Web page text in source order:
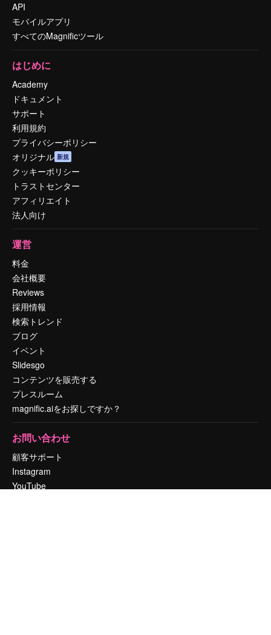
API
モバイルアプリ
すべてのMagnificツール
はじめに
Academy
ドキュメント
サポート
利用規約
プライバシーポリシー
オリジナル 新規
クッキーポリシー
トラストセンター
アフィリエイト
法人向け
運営
料金
会社概要
Reviews
採用情報
検索トレンド
ブログ
イベント
Slidesgo
コンテンツを販売する
プレスルーム
magnific.aiをお探しですか？
お問い合わせ
顧客サポート
Instagram
YouTube